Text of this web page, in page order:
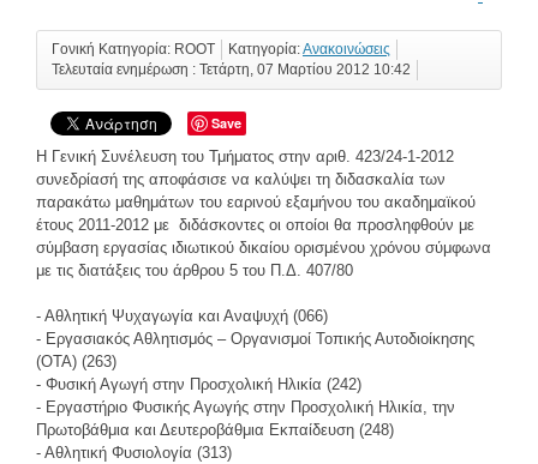
Γονική Κατηγορία: ROOT Κατηγορία:Ανακοινώσεις
Τελευταία ενημέρωση : Τετάρτη, 07 Μαρτίου 2012 10:42
Save
Η Γενική Συνέλευση του Τμήματος στην αριθ. 423/24-1-2012
συνεδρίασή της αποφάσισε να καλύψει τη διδασκαλία των
παρακάτω μαθημάτων του εαρινού εξαμήνου του ακαδημαϊκού
έτους 2011-2012 με διδάσκοντες οι οποίοι θα προσληφθούν με
σύμβαση εργασίας ιδιωτικού δικαίου ορισμένου χρόνου σύμφωνα
με τις διατάξεις του άρθρου 5 του Π.Δ. 407/80
- Αθλητική Ψυχαγωγία και Αναψυχή (066)
- Εργασιακός Αθλητισμός – Οργανισμοί Τοπικής Αυτοδιοίκησης
(ΟΤΑ) (263)
- Φυσική Αγωγή στην Προσχολική Ηλικία (242)
- Εργαστήριο Φυσικής Αγωγής στην Προσχολική Ηλικία, την
Πρωτοβάθμια και Δευτεροβάθμια Εκπαίδευση (248)
- Αθλητική Φυσιολογία (313)